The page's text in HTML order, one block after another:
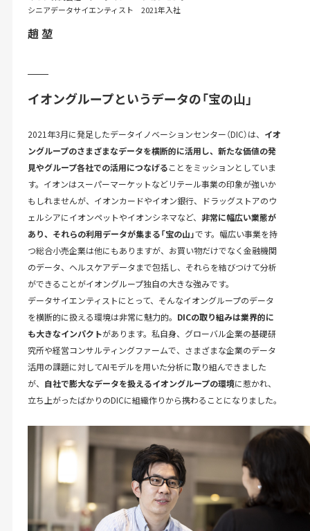
シニアデータサイエンティスト 2021年入社
趙 堃
イオングループというデータの「宝の山」
2021年3月に発足したデータイノベーションセンター（DIC）は、 イオ
ングループのさまざまなデータを横断的に活用し、新たな価値の発
見やグループ各社での活用につなげることをミッションとしていま
す。イオンはスーパーマーケットなどリテール事業の印象が強いか
もしれませんが、イオンカードやイオン銀行、ドラッグストアのウ
ェルシアにイオンペットやイオンシネマなど、非常に幅広い業態が
あり、それらの利用データが集まる「宝の山」です。幅広い事業を持
つ総合小売企業は他にもありますが、お買い物だけでなく金融機関
のデータ、ヘルスケアデータまで包括し、それらを結びつけて分析
ができることがイオングループ独自の大きな強みです。
データサイエンティストにとって、そんなイオングループのデータ
を横断的に扱える環境は非常に魅力的。 DICの取り組みは業界的に
も大きなインパクトがあります。私自身、グローバル企業の基礎研
究所や経営コンサルティングファームで、さまざまな企業のデータ
活用の課題に対してAIモデルを用いた分析に取り組んできました
が、 自社で膨大なデータを扱えるイオングループの環境に惹かれ、
立ち上がったばかりのDICに組織作りから携わることになりました。